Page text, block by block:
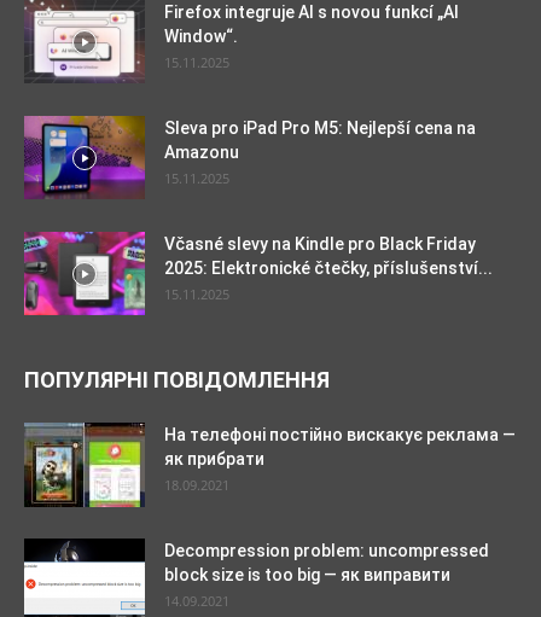
Firefox integruje AI s novou funkcí „AI
Window“.
15.11.2025
Sleva pro iPad Pro M5: Nejlepší cena na
Amazonu
15.11.2025
Včasné slevy na Kindle pro Black Friday
2025: Elektronické čtečky, příslušenství...
15.11.2025
ПОПУЛЯРНІ ПОВІДОМЛЕННЯ
На телефоні постійно вискакує реклама —
як прибрати
18.09.2021
Decompression problem: uncompressed
block size is too big — як виправити
14.09.2021